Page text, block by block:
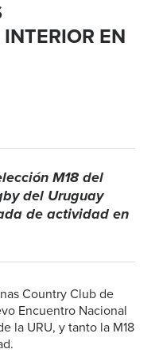
EN
M18 del
del Uruguay
de actividad en
Country Club de
Encuentro Nacional
la URU, y tanto la M18